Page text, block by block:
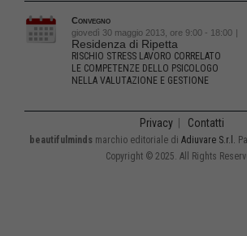
Convegno
giovedì 30 maggio 2013, ore 9:00 - 18:00 |
Residenza di Ripetta
RISCHIO STRESS LAVORO CORRELATO
LE COMPETENZE DELLO PSICOLOGO
NELLA VALUTAZIONE E GESTIONE
Privacy Contatti
beautifulminds marchio editoriale di Adiuvare S.r.l.
Copyright © 2025. All Rights